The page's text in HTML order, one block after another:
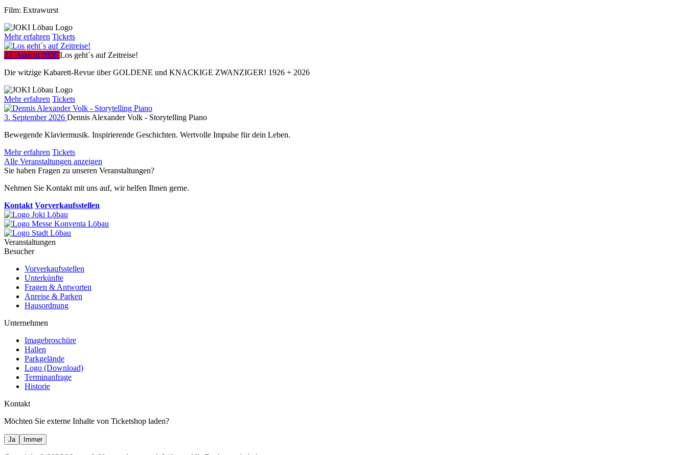
Film: Extrawurst
Mehr erfahren Tickets
22. August 2026 Los geht´s auf Zeitreise!
Die witzige Kabarett-Revue über GOLDENE und KNACKIGE ZWANZIGER! 1926 + 2026
Mehr erfahren Tickets
3. September 2026 Dennis Alexander Volk - Storytelling Piano
Bewegende Klaviermusik. Inspirierende Geschichten. Wertvolle Impulse für dein Leben.
Mehr erfahren Tickets
Alle Veranstaltungen anzeigen
Sie haben Fragen zu unseren Veranstaltungen?
Nehmen Sie Kontakt mit uns auf, wir helfen Ihnen gerne.
Kontakt Vorverkaufsstellen
Veranstaltungen
Besucher
Vorverkaufsstellen
Unterkünfte
Fragen & Antworten
Anreise & Parken
Hausordnung
Unternehmen
Imagebroschüre
Hallen
Parkgelände
Logo (Download)
Terminanfrage
Historie
Kontakt
Möchten Sie externe Inhalte von Ticketshop laden?
Ja Immer